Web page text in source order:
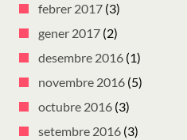
febrer 2017 (3)
gener 2017 (2)
desembre 2016 (1)
novembre 2016 (5)
octubre 2016 (3)
setembre 2016 (3)